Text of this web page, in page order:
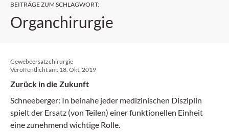
BEITRÄGE ZUM SCHLAGWORT:
Organchirurgie
Gewebeersatzchirurgie
Veröffentlicht am: 18. Okt. 2019
Zurück in die Zukunft
Schneeberger: In beinahe jeder medizinischen Disziplin
spielt der Ersatz (von Teilen) einer funktionellen Einheit
eine zunehmend wichtige Rolle.